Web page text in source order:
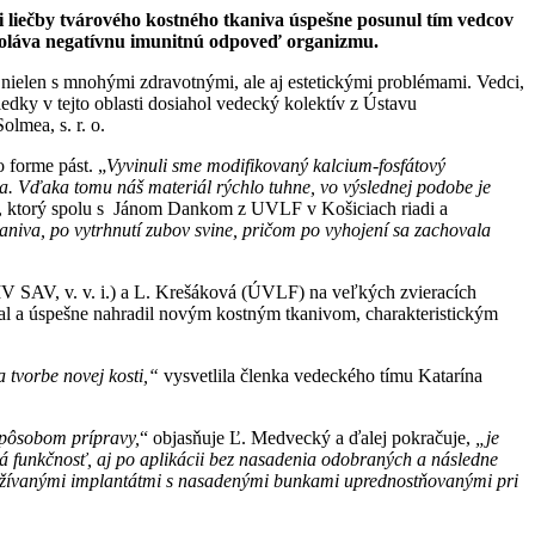
tvárového kostného tkaniva úspešne posunul tím vedcov
negatívnu imunitnú odpoveď organizmu.
s mnohými zdravotnými, ale aj estetickými problémami. Vedci,
v tejto oblasti dosiahol vedecký kolektív z Ústavu
s. r. o.
pást. „Vyvinuli sme modifikovaný kalcium-fosfátový
Vďaka tomu náš materiál rýchlo tuhne, vo výslednej podobe je
spolu s Jánom Dankom z UVLF v Košiciach riadi a
po vytrhnutí zubov svine, pričom po vyhojení sa zachovala
SAV, v. v. i.) a L. Krešáková (ÚVLF) na veľkých zvieracích
úspešne nahradil novým kostným tkanivom, charakteristickým
novej kosti, “ vysvetlila členka vedeckého tímu Katarína
prípravy,“ objasňuje Ľ. Medvecký a ďalej pokračuje,
„je
aj po aplikácii bez nasadenia odobraných a následne
implantátmi s nasadenými bunkami uprednostňovanými pri